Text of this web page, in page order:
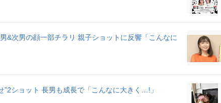
&次男の顔一部チラリ 親子ショットに反響「こんなに
”2ショット 長男も成長で「こんなに大きく…!」